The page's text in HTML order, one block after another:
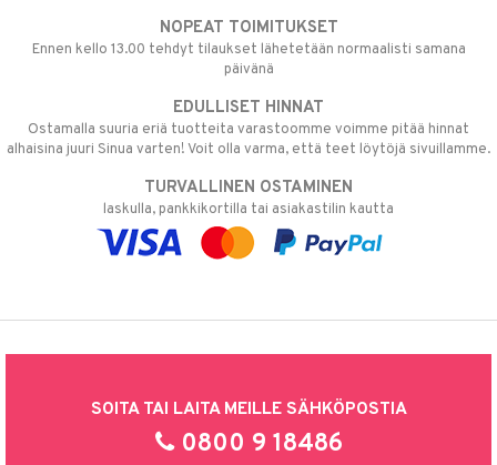
NOPEAT TOIMITUKSET
Ennen kello 13.00 tehdyt tilaukset lähetetään normaalisti samana
päivänä
EDULLISET HINNAT
Ostamalla suuria eriä tuotteita varastoomme voimme pitää hinnat
alhaisina juuri Sinua varten! Voit olla varma, että teet löytöjä sivuillamme.
TURVALLINEN OSTAMINEN
laskulla, pankkikortilla tai asiakastilin kautta
SOITA TAI LAITA MEILLE SÄHKÖPOSTIA
0800 9 18486